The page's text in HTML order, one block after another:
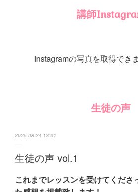
講師
Instagramの写真を取得でき
生徒の声
2025.08.24 13:01
生徒の声 vol.1
これまでレッスンを受けてくださ